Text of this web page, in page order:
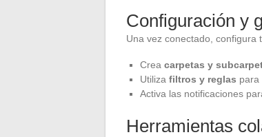
Configuración y
Una vez conectado, configura
Crea carpetas y
Utiliza filtros y reglas para
Activa las notificaciones
Herramientas